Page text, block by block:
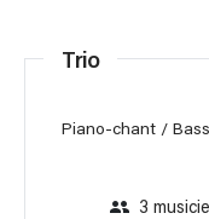
Trio
Piano-chant /
3